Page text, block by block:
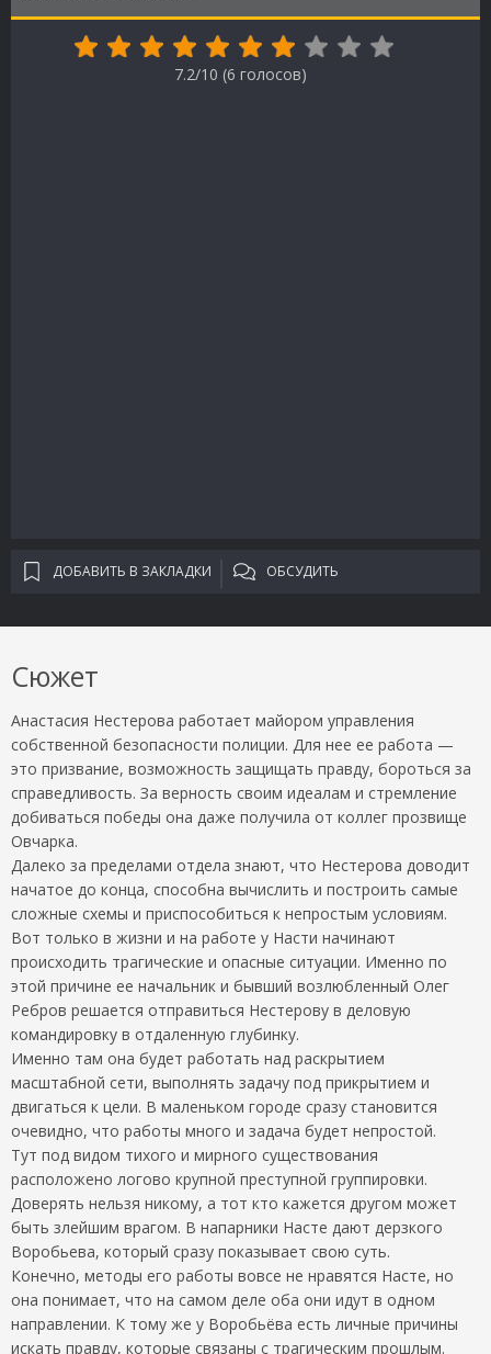
7.2/10 (6 голосов)
ДОБАВИТЬ В ЗАКЛАДКИ ОБСУДИТЬ
Сюжет
Анастасия Нестерова работает майором управления
собственной безопасности полиции. Для нее ее работа —
это призвание, возможность защищать правду, бороться за
справедливость. За верность своим идеалам и стремление
добиваться победы она даже получила от коллег прозвище
Овчарка.
Далеко за пределами отдела знают, что Нестерова доводит
начатое до конца, способна вычислить и построить самые
сложные схемы и приспособиться к непростым условиям.
Вот только в жизни и на работе у Насти начинают
происходить трагические и опасные ситуации. Именно по
этой причине ее начальник и бывший возлюбленный Олег
Ребров решается отправиться Нестерову в деловую
командировку в отдаленную глубинку.
Именно там она будет работать над раскрытием
масштабной сети, выполнять задачу под прикрытием и
двигаться к цели. В маленьком городе сразу становится
очевидно, что работы много и задача будет непростой.
Тут под видом тихого и мирного существования
расположено логово крупной преступной группировки.
Доверять нельзя никому, а тот кто кажется другом может
быть злейшим врагом. В напарники Насте дают дерзкого
Воробьева, который сразу показывает свою суть.
Конечно, методы его работы вовсе не нравятся Насте, но
она понимает, что на самом деле оба они идут в одном
направлении. К тому же у Воробьёва есть личные причины
искать правду, которые связаны с трагическим прошлым.